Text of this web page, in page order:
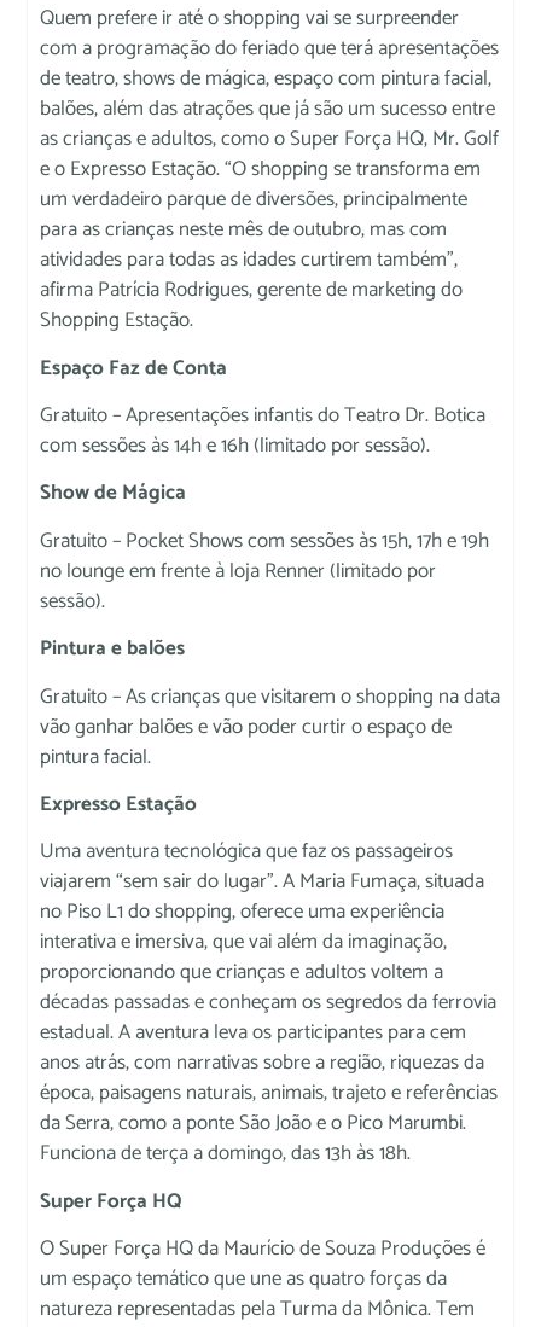
Quem prefere ir até o shopping vai se surpreender
com a programação do feriado que terá apresentações
de teatro, shows de mágica, espaço com pintura facial,
balões, além das atrações que já são um sucesso entre
as crianças e adultos, como o Super Força HQ, Mr. Golf
e o Expresso Estação. “O shopping se transforma em
um verdadeiro parque de diversões, principalmente
para as crianças neste mês de outubro, mas com
atividades para todas as idades curtirem também”,
afirma Patrícia Rodrigues, gerente de marketing do
Shopping Estação.
Espaço Faz de Conta
Gratuito – Apresentações infantis do Teatro Dr. Botica
com sessões às 14h e 16h (limitado por sessão).
Show de Mágica
Gratuito – Pocket Shows com sessões às 15h, 17h e 19h
no lounge em frente à loja Renner (limitado por
sessão).
Pintura e balões
Gratuito – As crianças que visitarem o shopping na data
vão ganhar balões e vão poder curtir o espaço de
pintura facial.
Expresso Estação
Uma aventura tecnológica que faz os passageiros
viajarem “sem sair do lugar”. A Maria Fumaça, situada
no Piso L1 do shopping, oferece uma experiência
interativa e imersiva, que vai além da imaginação,
proporcionando que crianças e adultos voltem a
décadas passadas e conheçam os segredos da ferrovia
estadual. A aventura leva os participantes para cem
anos atrás, com narrativas sobre a região, riquezas da
época, paisagens naturais, animais, trajeto e referências
da Serra, como a ponte São João e o Pico Marumbi.
Funciona de terça a domingo, das 13h às 18h.
Super Força HQ
O Super Força HQ da Maurício de Souza Produções é
um espaço temático que une as quatro forças da
natureza representadas pela Turma da Mônica. Tem